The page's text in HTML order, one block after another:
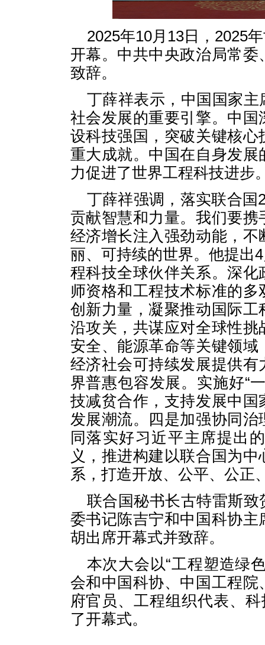
2025年10月13日，2025
开幕。中共中央政治局常
致辞。
丁薛祥表示，中国国家
社会发展的重要引擎。中
设科技强国，突破关键核
重大成就。中国在自身发
力促进了世界工程科技进步
丁薛祥强调，落实联合国
贡献智慧和力量。我们要
经济增长注入强劲动能，
丽、可持续的世界。他提出
程科技全球伙伴关系。深
师资格和工程技术标准的
创新力量，凝聚推动国际
沿攻关，共谋应对全球性
安全、能源革命等关键领
经济社会可持续发展提供
界普惠包容发展。实施好“
技减贫合作，支持发展中
发展潮流。四是加强协同
同落实好习近平主席提出
义，推进构建以联合国为
系，打造开放、公平、公正
联合国秘书长古特雷斯
委书记陈吉宁和中国科协
胡出席开幕式并致辞。
本次大会以“工程塑造绿
会和中国科协、中国工程
府官员、工程组织代表、
了开幕式。